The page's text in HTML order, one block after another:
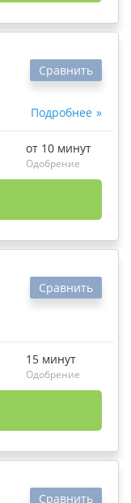
Подробнее
Сравнить
от 10 минут
Одобрение
Сравнить
15 минут
Одобрение
Сравнить